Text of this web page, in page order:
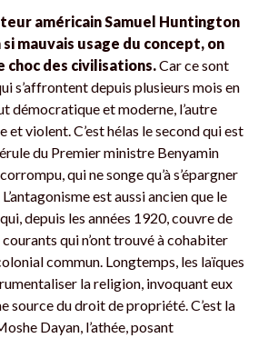
américain Samuel Huntington
si mauvais usage du concept, on
des civilisations.Car ce sont
s’affrontent depuis plusieurs mois en
démocratique et moderne, l’autre
violent. C’est hélas le second qui est
du Premier ministre Benyamin
qui ne songe qu’à s’épargner
est aussi ancien que le
depuis les années 1920, couvre de
qui n’ont trouvé à cohabiter
commun. Longtemps, les laïques
la religion, invoquant eux
source du droit de propriété. C’est la
Dayan, l’athée, posant